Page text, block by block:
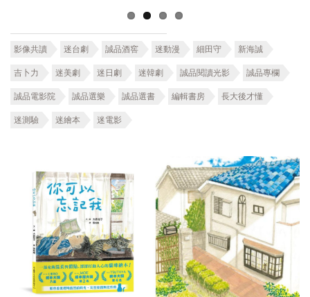
影像共讀 迷台劇 誠品酒窖 迷動漫 細田守 新海誠
吉卜力 迷美劇 迷日劇 迷韓劇 誠品閱讀光影 誠品專欄
誠品電影院 誠品選樂 誠品選書 編輯書房 長大後才懂
迷測驗 迷繪本 迷電影